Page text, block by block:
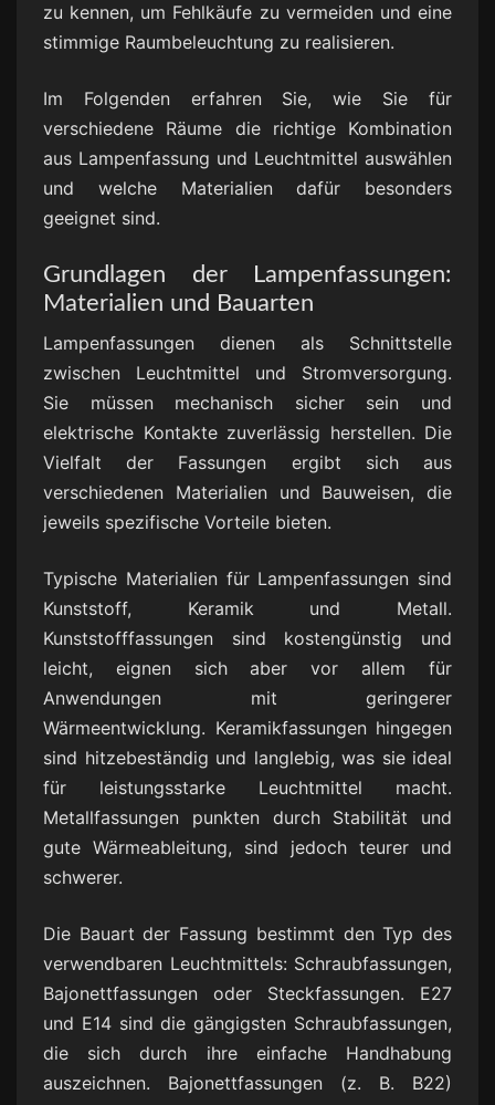
zu kennen, um Fehlkäufe zu vermeiden und eine
stimmige Raumbeleuchtung zu realisieren.
Im Folgenden erfahren Sie, wie Sie für
verschiedene Räume die richtige Kombination
aus Lampenfassung und Leuchtmittel auswählen
und welche Materialien dafür besonders
geeignet sind.
Grundlagen der Lampenfassungen:
Materialien und Bauarten
Lampenfassungen dienen als Schnittstelle
zwischen Leuchtmittel und Stromversorgung.
Sie müssen mechanisch sicher sein und
elektrische Kontakte zuverlässig herstellen. Die
Vielfalt der Fassungen ergibt sich aus
verschiedenen Materialien und Bauweisen, die
jeweils spezifische Vorteile bieten.
Typische Materialien für Lampenfassungen sind
Kunststoff, Keramik und Metall.
Kunststofffassungen sind kostengünstig und
leicht, eignen sich aber vor allem für
Anwendungen mit geringerer
Wärmeentwicklung. Keramikfassungen hingegen
sind hitzebeständig und langlebig, was sie ideal
für leistungsstarke Leuchtmittel macht.
Metallfassungen punkten durch Stabilität und
gute Wärmeableitung, sind jedoch teurer und
schwerer.
Die Bauart der Fassung bestimmt den Typ des
verwendbaren Leuchtmittels: Schraubfassungen,
Bajonettfassungen oder Steckfassungen. E27
und E14 sind die gängigsten Schraubfassungen,
die sich durch ihre einfache Handhabung
auszeichnen. Bajonettfassungen (z. B. B22)